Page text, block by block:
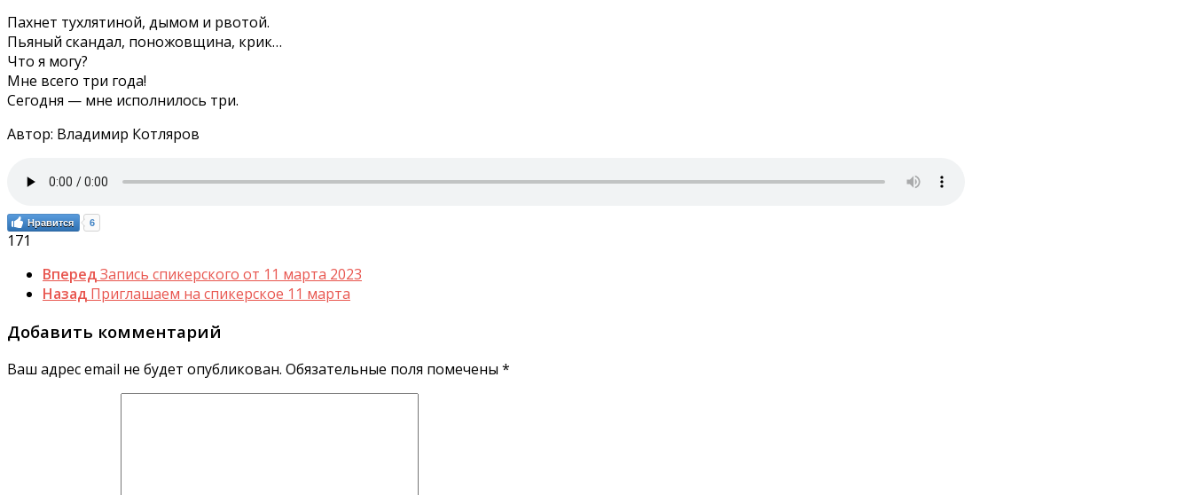
Пахнет тухлятиной, дымом и рвотой.
Пьяный скандал, поножовщина, крик…
Что я могу?
Мне всего три года!
Сегодня — мне исполнилось три.
Автор: Владимир Котляров
Нравится 6
171
ВпередЗапись спикерского от 11 марта 2023
Назад Приглашаем на спикерское 11 марта
Добавить комментарий
Ваш адрес email не будет опубликован. Обязательные поля помечены *